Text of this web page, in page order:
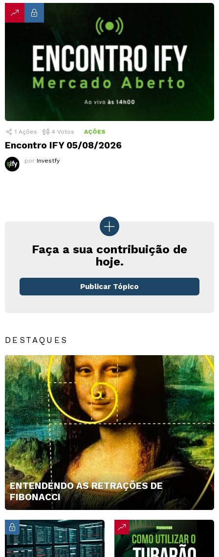
1 Ações 4 Votos AÇÕES
Encontro IFY 05/08/2026
por Investfy
Faça a sua contribuição de
hoje.
Publicar Tópico
DESTAQUES
ENTENDENDO AS RETRAÇÕES DE
FIBONACCI